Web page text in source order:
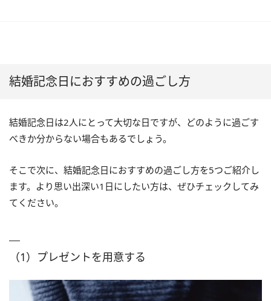
結婚記念日におすすめの過ごし方
結婚記念日は2人にとって大切な日ですが、どのように過ごす
べきか分からない場合もあるでしょう。
そこで次に、結婚記念日におすすめの過ごし方を5つご紹介し
ます。より思い出深い1日にしたい方は、ぜひチェックしてみ
てください。
（1）プレゼントを用意する